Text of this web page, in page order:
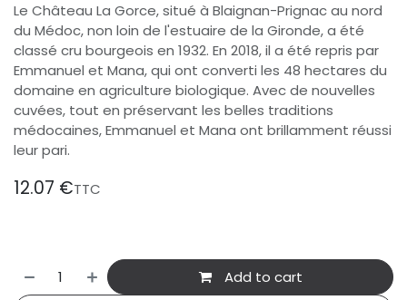
Le Château La Gorce, situé à Blaignan-Prignac au nord
du Médoc, non loin de l'estuaire de la Gironde, a été
classé cru bourgeois en 1932. En 2018, il a été repris par
Emmanuel et Mana, qui ont converti les 48 hectares du
domaine en agriculture biologique. Avec de nouvelles
cuvées, tout en préservant les belles traditions
médocaines, Emmanuel et Mana ont brillamment réussi
leur pari.
12.07 €TTC
Add to cart